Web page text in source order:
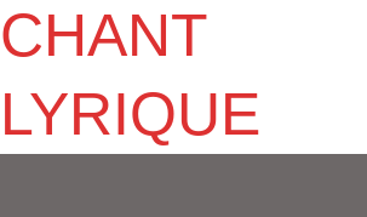
CHANT
LYRIQUE